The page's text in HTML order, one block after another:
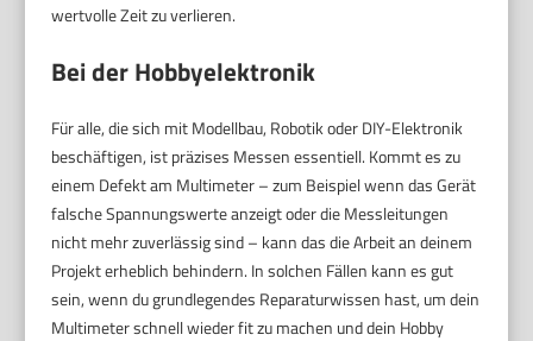
wertvolle Zeit zu verlieren.
Bei der Hobbyelektronik
Für alle, die sich mit Modellbau, Robotik oder DIY-Elektronik
beschäftigen, ist präzises Messen essentiell. Kommt es zu
einem Defekt am Multimeter – zum Beispiel wenn das Gerät
falsche Spannungswerte anzeigt oder die Messleitungen
nicht mehr zuverlässig sind – kann das die Arbeit an deinem
Projekt erheblich behindern. In solchen Fällen kann es gut
sein, wenn du grundlegendes Reparaturwissen hast, um dein
Multimeter schnell wieder fit zu machen und dein Hobby